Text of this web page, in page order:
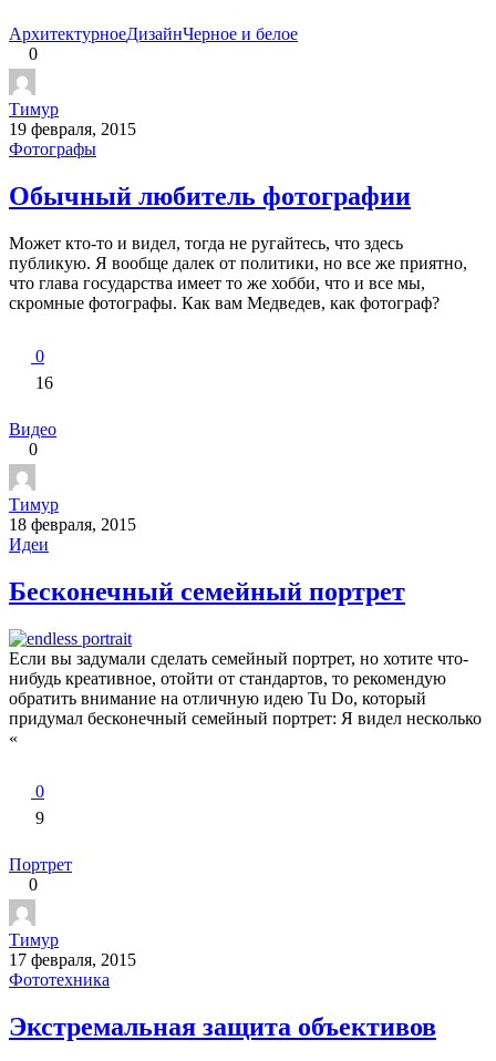
АрхитектурноеДизайнЧерное и белое
0
Тимур
19 февраля, 2015
Фотографы
Обычный любитель фотографии
Может кто-то и видел, тогда не ругайтесь, что здесь
публикую. Я вообще далек от политики, но все же приятно,
что глава государства имеет то же хобби, что и все мы,
скромные фотографы. Как вам Медведев, как фотограф?
0
16
Видео
0
Тимур
18 февраля, 2015
Идеи
Бесконечный семейный портрет
Если вы задумали сделать семейный портрет, но хотите что-
нибудь креативное, отойти от стандартов, то рекомендую
обратить внимание на отличную идею Tu Do, который
придумал бесконечный семейный портрет: Я видел несколько
«
0
9
Портрет
0
Тимур
17 февраля, 2015
Фототехника
Экстремальная защита объективов